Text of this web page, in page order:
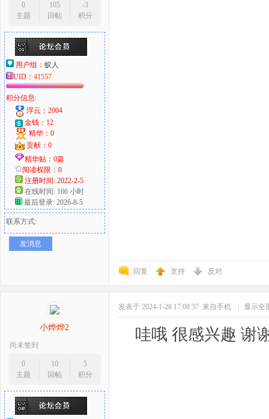
0
主题
105
回帖
-3
积分
用户组： 蚁人
UID： 41557
积分信息:
浮云：2004
金钱：12
精华：0
贡献：0
精华贴：0篇
阅读权限：0
注册时间: 2022-2-5
在线时间: 166 小时
最后登录: 2026-8-5
联系方式:
发消息
回复 支持 反对
小烨烨2
尚未签到
0
主题
10
回帖
5
积分
发表于 2024-1-28 17:08:37 来自手机 显示全
哇哦 很感兴趣 谢